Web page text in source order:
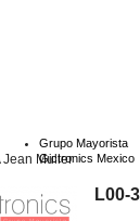
Grupo Mayorista
Gictronics Mexico
Jean Muller
L00-